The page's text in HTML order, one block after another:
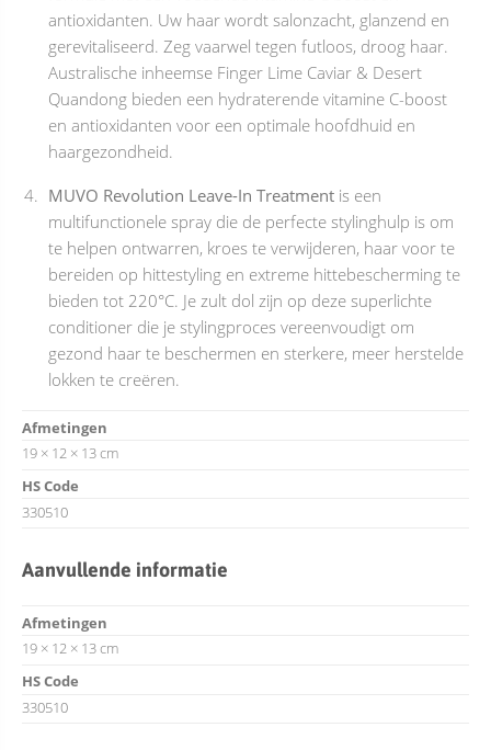
antioxidanten. Uw haar wordt salonzacht, glanzend en
gerevitaliseerd. Zeg vaarwel tegen futloos, droog haar.
Australische inheemse Finger Lime Caviar & Desert
Quandong bieden een hydraterende vitamine C-boost
en antioxidanten voor een optimale hoofdhuid en
haargezondheid.
MUVO Revolution Leave-In Treatment is een
multifunctionele spray die de perfecte stylinghulp is om
te helpen ontwarren, kroes te verwijderen, haar voor te
bereiden op hittestyling en extreme hittebescherming te
bieden tot 220°C. Je zult dol zijn op deze superlichte
conditioner die je stylingproces vereenvoudigt om
gezond haar te beschermen en sterkere, meer herstelde
lokken te creëren.
Afmetingen
19 × 12 × 13 cm
HS Code
330510
Aanvullende informatie
Afmetingen
19 × 12 × 13 cm
HS Code
330510